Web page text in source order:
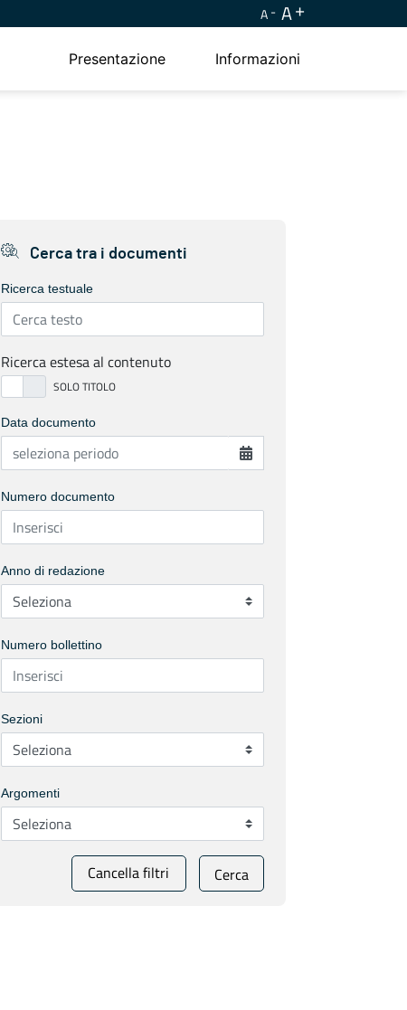
A A
Presentazione Informazioni
Cerca tra i documenti
Ricerca testuale
Ricerca estesa al contenuto
Data documento
Numero documento
Anno di redazione
Numero bollettino
Sezioni
Argomenti
Cancella filtri Cerca